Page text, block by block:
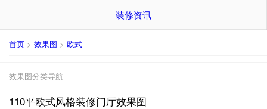
装修资讯
首页 > 效果图 > 欧式
效果图分类导航
110平欧式风格装修门厅效果图